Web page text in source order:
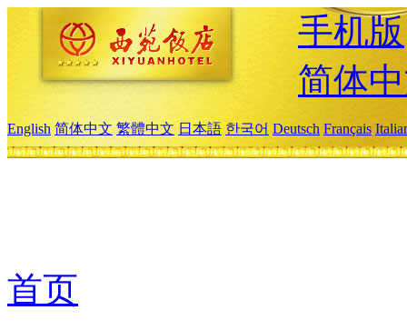
手机版
简体
English 简体中文 繁體中文 日本語 한국어 Deutsch Français
首页